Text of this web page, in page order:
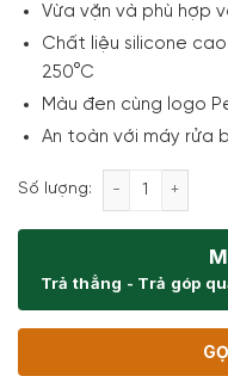
Vừa vặn và phù hợp
Chất liệu silicone
250°C
Màu đen cùng logo
An toàn với máy rửa
Số lượng: Set 2 lót tay
Trả thẳng - Trả góp